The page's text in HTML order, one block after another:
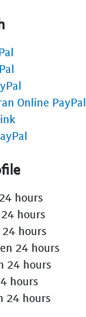
Online PayPal
hours
hours
hours
24 hours
24 hours
hours
24 hours